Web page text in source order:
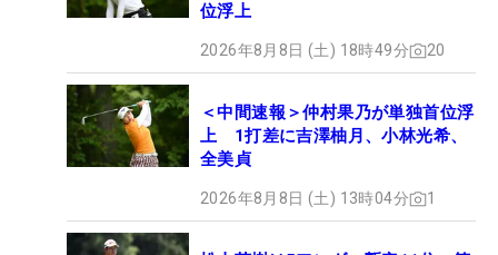
位浮上
2026年8月8日 (土) 18時49分 20
＜中間速報＞仲村果乃が単独首位浮
上 1打差に吉澤柚月、小林光希、
全美貞
2026年8月8日 (土) 13時04分 1